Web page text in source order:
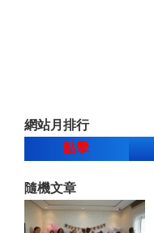
網站月排行
點擊
隨機文章